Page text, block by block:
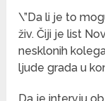
\”Da li je to
živ. Čiji je list
nesklonih
ljude grada u